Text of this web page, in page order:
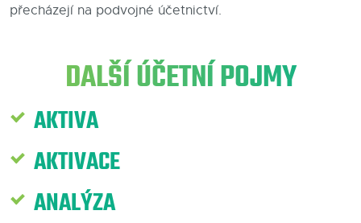
přecházejí na podvojné účetnictví.
DALŠÍ ÚČETNÍ POJMY
AKTIVA
AKTIVACE
ANALÝZA